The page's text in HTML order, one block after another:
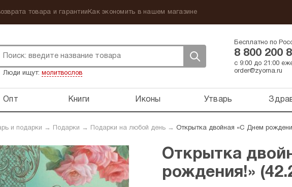
товара и гарантии Как экономить в нашем магазине
Люди ищут: молитвослов
Бесплатно по
8 800 200
с 9:00 до 21:00
order@zyorna.ru
Опт Книги Иконы Утварь
и подарки → Подарки → Подарки на любой день → Открытка двойная «С Днем
Открытка
рождения!»